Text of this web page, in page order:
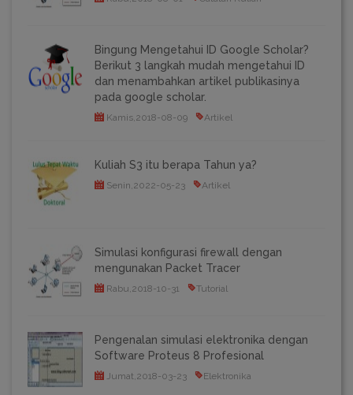
Bingung Mengetahui ID Google Scholar?
Berikut 3 langkah mudah mengetahui ID
dan menambahkan artikel publikasinya
pada google scholar.
Kamis,2018-08-09 Artikel
Kuliah S3 itu berapa Tahun ya?
Senin,2022-05-23 Artikel
Simulasi konfigurasi firewall dengan
mengunakan Packet Tracer
Rabu,2018-10-31 Tutorial
Pengenalan simulasi elektronika dengan
Software Proteus 8 Profesional
Jumat,2018-03-23 Elektronika